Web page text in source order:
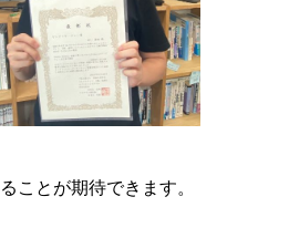
ことが期待できます。